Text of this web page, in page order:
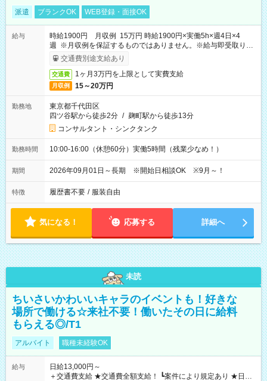
派遣 ブランクOK WEB登録・面接OK
給与
時給1900円 月収例 15万円 時給1900円×実働5h×週4日×4
週 ※月収例を保証するものではありません。※給与即受取りサ
ービス利用可（利用条件有）
交通費別途支給あり
交通費 1ヶ月3万円を上限として実費支給
月収例 15～20万円
勤務地
東京都千代田区
四ツ谷駅から徒歩2分 / 麹町駅から徒歩13分
コンサルタント・シンクタンク
勤務時間 10:00-16:00（休憩60分）実働5時間（残業少なめ！）
期間 2026年09月01日～長期 ※開始日相談OK ※9月～！
特徴 履歴書不要 / 服装自由
気になる！ 応募する 詳細へ
未読
ちいさいかわいいキャラのイベントも！好きな
場所で働ける☆来社不要！働いたその日に給料
もらえる◎/T1
アルバイト 職種未経験OK
給与
日給13,000円～
＋交通費支給 ★交通費全額支給！ ┗案件により規定あり ★日払